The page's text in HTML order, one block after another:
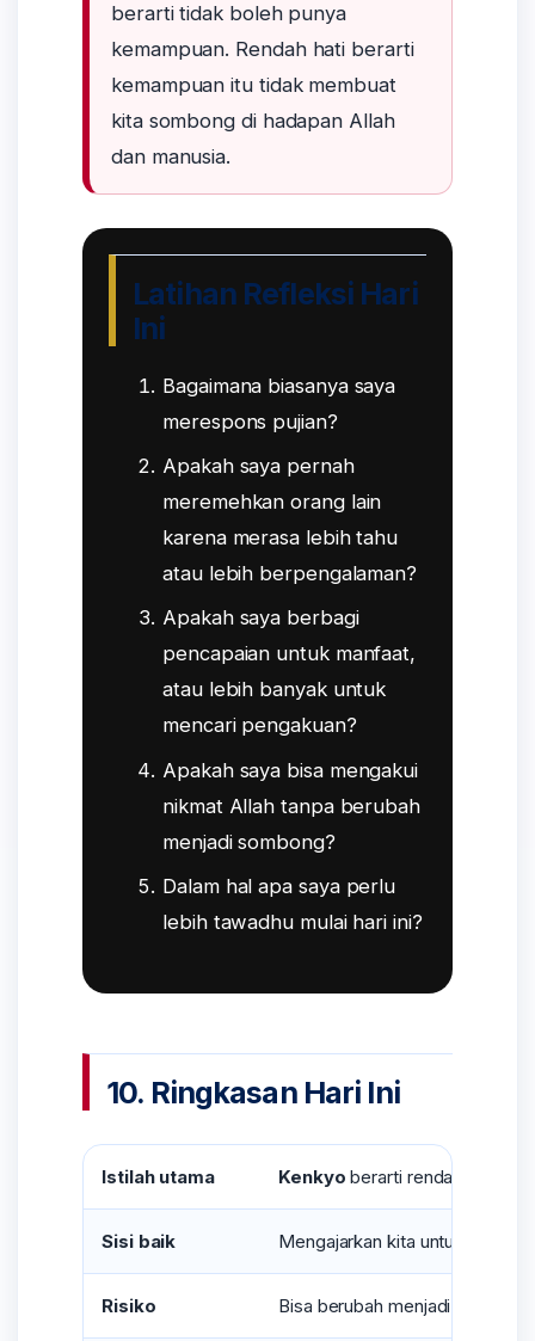
berarti tidak boleh punya
kemampuan. Rendah hati berarti
kemampuan itu tidak membuat
kita sombong di hadapan Allah
dan manusia.
Latihan Refleksi Hari
Ini
Bagaimana biasanya saya
merespons pujian?
Apakah saya pernah
meremehkan orang lain
karena merasa lebih tahu
atau lebih berpengalaman?
Apakah saya berbagi
pencapaian untuk manfaat,
atau lebih banyak untuk
mencari pengakuan?
Apakah saya bisa mengakui
nikmat Allah tanpa berubah
menjadi sombong?
Dalam hal apa saya perlu
lebih tawadhu mulai hari ini?
10. Ringkasan Hari Ini
Istilah utama Kenkyo berarti rendah hati,
Sisi baik Mengajarkan kita untuk tidak
Risiko Bisa berubah menjadi kepura-